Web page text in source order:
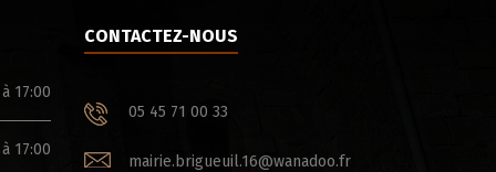
17:00
17:00
CONTACTEZ-NOUS
05 45 71 00 33
mairie.brigueuil.16@wanadoo.fr